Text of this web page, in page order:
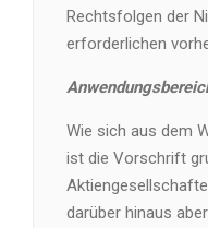
Rechtsfolgen der
erforderlichen
Wie sich aus dem
ist die Vorschrift
darüber hinaus